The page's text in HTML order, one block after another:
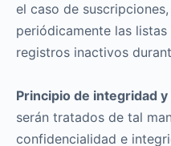
el caso de
periódicamente las
registros inactivos
Principio de integridad
serán tratados de tal
confidencialidad e